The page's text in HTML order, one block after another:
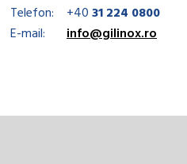
Telefon: +4031 224 0800
E-mail:
info@gilinox.ro